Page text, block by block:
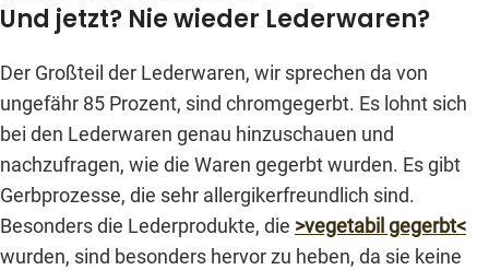
Und jetzt? Nie wieder Lederwaren?
Der Großteil der Lederwaren, wir sprechen da von
ungefähr 85 Prozent, sind chromgegerbt. Es lohnt sich
bei den Lederwaren genau hinzuschauen und
nachzufragen, wie die Waren gegerbt wurden. Es gibt
Gerbprozesse, die sehr allergikerfreundlich sind.
Besonders die Lederprodukte, die >vegetabil gegerbt<
wurden, sind besonders hervor zu heben, da sie keine